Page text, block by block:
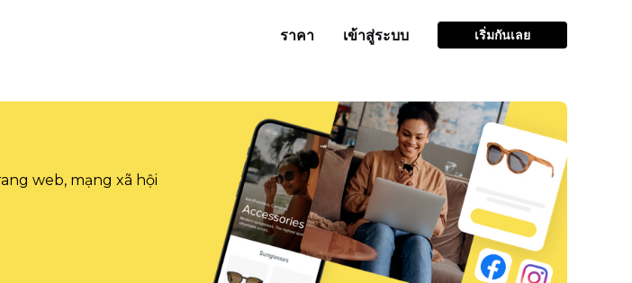
ราคา เข้าสู่ระบบ เริ่มกันเลย
web, mạng xã hội